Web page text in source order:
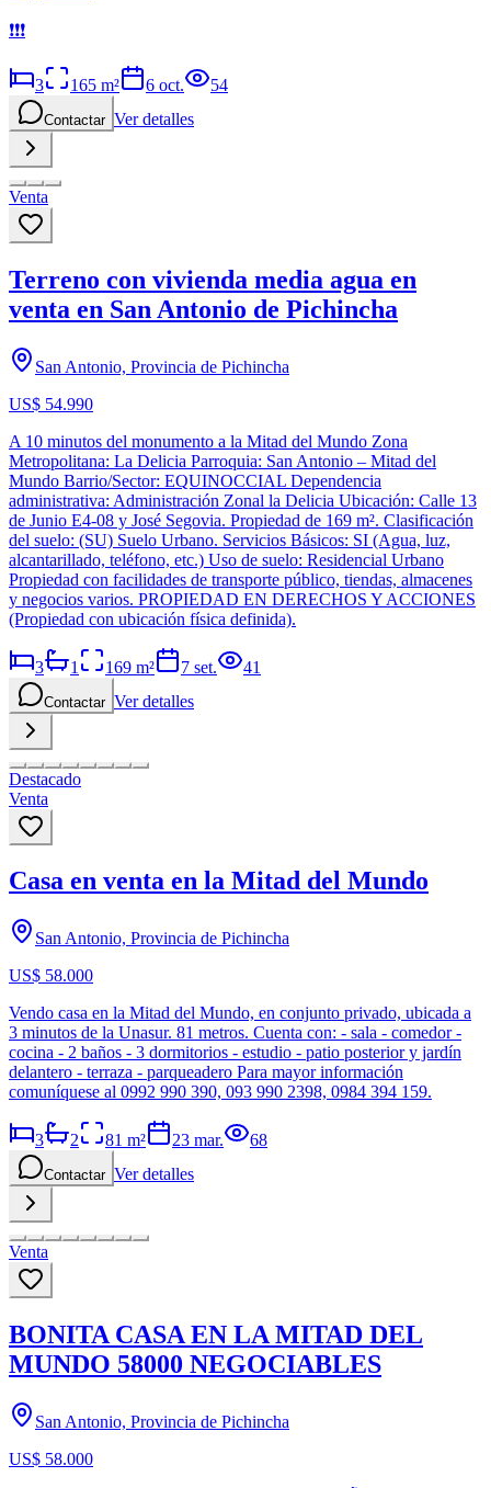
❗❗❗
3 165 m² 6 oct. 54
Contactar Ver detalles
Venta
Terreno con vivienda media agua en
venta en San Antonio de Pichincha
San Antonio, Provincia de Pichincha
US$ 54.990
A 10 minutos del monumento a la Mitad del Mundo Zona
Metropolitana: La Delicia Parroquia: San Antonio – Mitad del
Mundo Barrio/Sector: EQUINOCCIAL Dependencia
administrativa: Administración Zonal la Delicia Ubicación: Calle 13
de Junio E4-08 y José Segovia. Propiedad de 169 m². Clasificación
del suelo: (SU) Suelo Urbano. Servicios Básicos: SI (Agua, luz,
alcantarillado, teléfono, etc.) Uso de suelo: Residencial Urbano
Propiedad con facilidades de transporte público, tiendas, almacenes
y negocios varios. PROPIEDAD EN DERECHOS Y ACCIONES
(Propiedad con ubicación física definida).
3 1 169 m² 7 set. 41
Contactar Ver detalles
Destacado
Venta
Casa en venta en la Mitad del Mundo
San Antonio, Provincia de Pichincha
US$ 58.000
Vendo casa en la Mitad del Mundo, en conjunto privado, ubicada a
3 minutos de la Unasur. 81 metros. Cuenta con: - sala - comedor -
cocina - 2 baños - 3 dormitorios - estudio - patio posterior y jardín
delantero - terraza - parqueadero Para mayor información
comuníquese al 0992 990 390, 093 990 2398, 0984 394 159.
3 2 81 m² 23 mar. 68
Contactar Ver detalles
Venta
BONITA CASA EN LA MITAD DEL
MUNDO 58000 NEGOCIABLES
San Antonio, Provincia de Pichincha
US$ 58.000